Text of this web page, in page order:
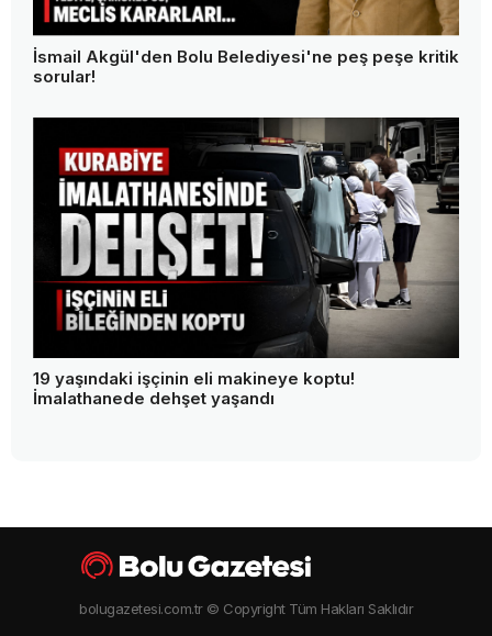
İsmail Akgül'den Bolu Belediyesi'ne peş peşe kritik
sorular!
19 yaşındaki işçinin eli makineye koptu!
İmalathanede dehşet yaşandı
bolugazetesi.com.tr © Copyright Tüm Hakları Saklıdır